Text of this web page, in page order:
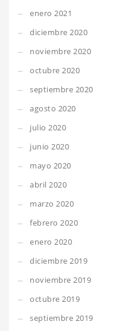
enero 2021
diciembre 2020
noviembre 2020
octubre 2020
septiembre 2020
agosto 2020
julio 2020
junio 2020
mayo 2020
abril 2020
marzo 2020
febrero 2020
enero 2020
diciembre 2019
noviembre 2019
octubre 2019
septiembre 2019